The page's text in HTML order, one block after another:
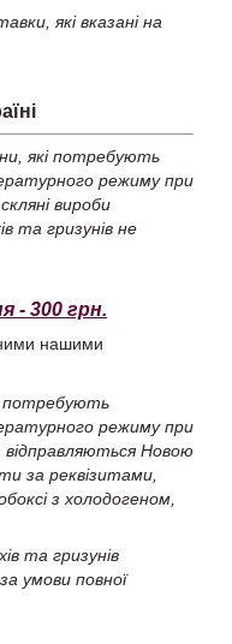
які вказані на
які потребують
режиму при
вироби
та гризунів не
- 300 грн.
нашими
потребують
режиму при
Новою
за реквізитами,
з холодогеном,
та гризунів
умови повної